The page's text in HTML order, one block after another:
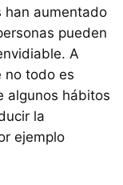
han aumentado
pueden
A
no todo es
algunos hábitos
la
ejemplo